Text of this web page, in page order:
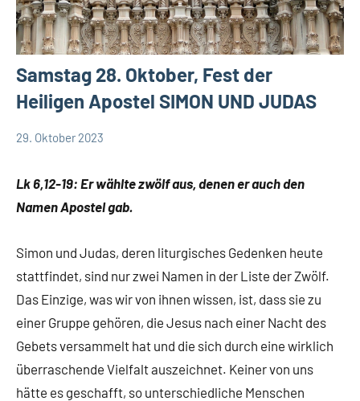
Samstag 28. Oktober, Fest der
Heiligen Apostel SIMON UND JUDAS
29. Oktober 2023
Lk 6,12-19: Er wählte zwölf aus, denen er auch den
Namen Apostel gab.
Simon und Judas, deren liturgisches Gedenken heute
stattfindet, sind nur zwei Namen in der Liste der Zwölf.
Das Einzige, was wir von ihnen wissen, ist, dass sie zu
einer Gruppe gehören, die Jesus nach einer Nacht des
Gebets versammelt hat und die sich durch eine wirklich
überraschende Vielfalt auszeichnet. Keiner von uns
hätte es geschafft, so unterschiedliche Menschen